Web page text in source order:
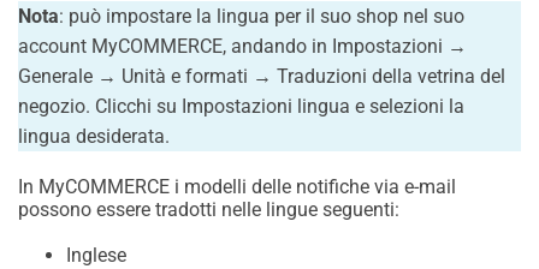
Nota: può impostare la lingua per il suo shop nel suo
account MyCOMMERCE, andando in Impostazioni →
Generale → Unità e formati → Traduzioni della vetrina del
negozio. Clicchi su Impostazioni lingua e selezioni la
lingua desiderata.
In MyCOMMERCE i modelli delle notifiche via e-mail
possono essere tradotti nelle lingue seguenti:
Inglese